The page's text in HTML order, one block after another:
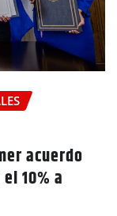
acuerdo
10% a